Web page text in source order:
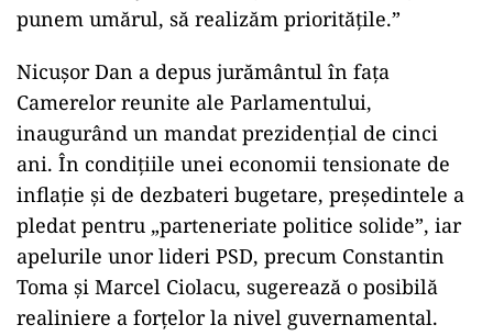
punem umărul, să realizăm priorităţile.”
Nicuşor Dan a depus jurământul în faţa
Camerelor reunite ale Parlamentului,
inaugurând un mandat prezidenţial de cinci
ani. În condiţiile unei economii tensionate de
inflaţie şi de dezbateri bugetare, preşedintele a
pledat pentru „parteneriate politice solide”, iar
apelurile unor lideri PSD, precum Constantin
Toma şi Marcel Ciolacu, sugerează o posibilă
realiniere a forţelor la nivel guvernamental.